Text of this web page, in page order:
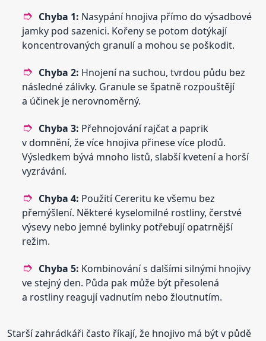
Chyba 1: Nasypání hnojiva přímo do výsadbové
jamky pod sazenici. Kořeny se potom dotýkají
koncentrovaných granulí a mohou se poškodit.
Chyba 2: Hnojení na suchou, tvrdou půdu bez
následné zálivky. Granule se špatně rozpouštějí
a účinek je nerovnoměrný.
Chyba 3: Přehnojování rajčat a paprik
v domnění, že více hnojiva přinese více plodů.
Výsledkem bývá mnoho listů, slabší kvetení a horší
vyzrávání.
Chyba 4: Použití Cereritu ke všemu bez
přemýšlení. Některé kyselomilné rostliny, čerstvé
výsevy nebo jemné bylinky potřebují opatrnější
režim.
Chyba 5: Kombinování s dalšími silnými hnojivy
ve stejný den. Půda pak může být přesolená
a rostliny reagují vadnutím nebo žloutnutím.
Starší zahrádkáři často říkají, že hnojivo má být v půdě